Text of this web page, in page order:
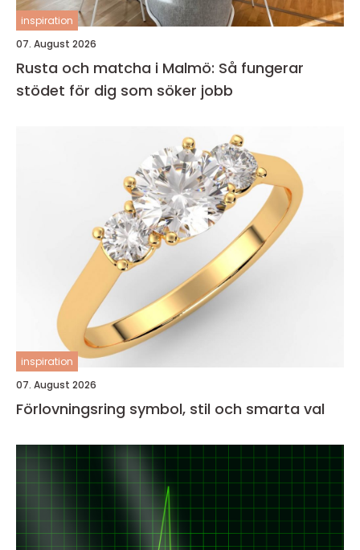
inspiration
07. August 2026
Rusta och matcha i Malmö: Så fungerar
stödet för dig som söker jobb
inspiration
07. August 2026
Förlovningsring symbol, stil och smarta val